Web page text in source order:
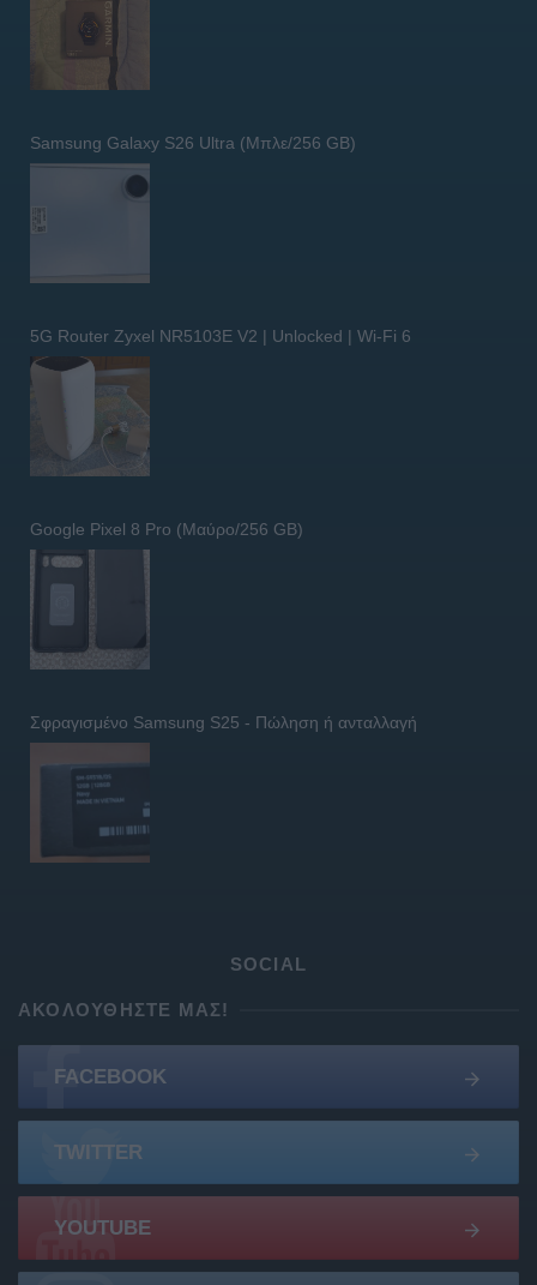
Samsung Galaxy S26 Ultra (Μπλε/256 GB)
5G Router Zyxel NR5103E V2 | Unlocked | Wi-Fi 6
Google Pixel 8 Pro (Μαύρο/256 GB)
Σφραγισμένο Samsung S25 - Πώληση ή ανταλλαγή
SOCIAL
ΑΚΟΛΟΥΘΉΣΤΕ ΜΑΣ!
FACEBOOK
TWITTER
YOUTUBE